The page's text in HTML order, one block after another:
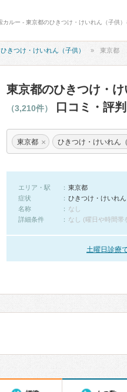
ひきつけ・けいれん（子供） 東京都
東京都のひきつけ・
（3,210件） 口コミ・評判
東京都 × ひきつけ・けいれん（
エリア・駅
東京都
症状
ひきつけ・けいれん
名称
なし
詳細条件
なし (曜日や時間帯
土曜日診療